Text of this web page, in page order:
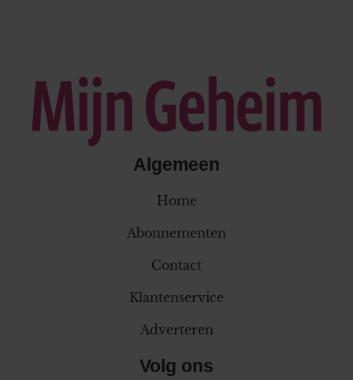
Algemeen
Home
Abonnementen
Contact
Klantenservice
Adverteren
Volg ons